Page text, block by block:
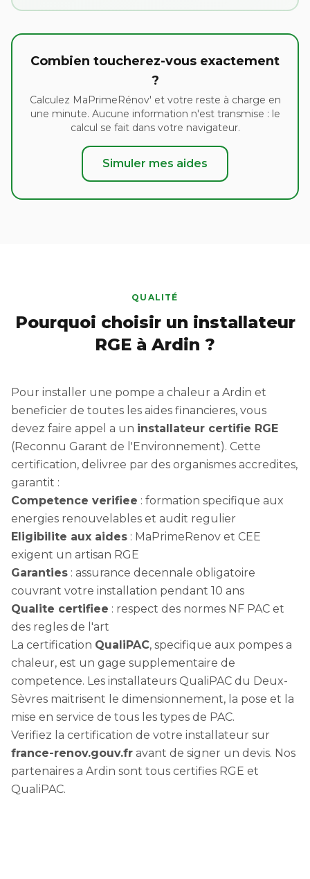
Combien toucherez-vous exactement
?
Calculez MaPrimeRénov' et votre reste à charge en
une minute. Aucune information n'est transmise : le
calcul se fait dans votre navigateur.
Simuler mes aides
QUALITÉ
Pourquoi choisir un installateur
RGE à Ardin ?
Pour installer une pompe a chaleur a Ardin et
beneficier de toutes les aides financieres, vous
devez faire appel a un installateur certifie RGE
(Reconnu Garant de l'Environnement). Cette
certification, delivree par des organismes accredites,
garantit :
Competence verifiee : formation specifique aux
energies renouvelables et audit regulier
Eligibilite aux aides : MaPrimeRenov et CEE
exigent un artisan RGE
Garanties : assurance decennale obligatoire
couvrant votre installation pendant 10 ans
Qualite certifiee : respect des normes NF PAC et
des regles de l'art
La certification QualiPAC, specifique aux pompes a
chaleur, est un gage supplementaire de
competence. Les installateurs QualiPAC du Deux-
Sèvres maitrisent le dimensionnement, la pose et la
mise en service de tous les types de PAC.
Verifiez la certification de votre installateur sur
france-renov.gouv.fr avant de signer un devis. Nos
partenaires a Ardin sont tous certifies RGE et
QualiPAC.